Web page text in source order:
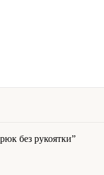
без рукоятки”